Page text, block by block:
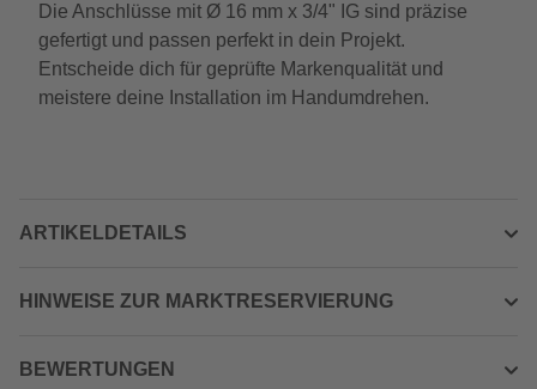
Die Anschlüsse mit Ø 16 mm x 3/4" IG sind präzise
gefertigt und passen perfekt in dein Projekt.
Entscheide dich für geprüfte Markenqualität und
meistere deine Installation im Handumdrehen.
ARTIKELDETAILS
HINWEISE ZUR MARKTRESERVIERUNG
BEWERTUNGEN